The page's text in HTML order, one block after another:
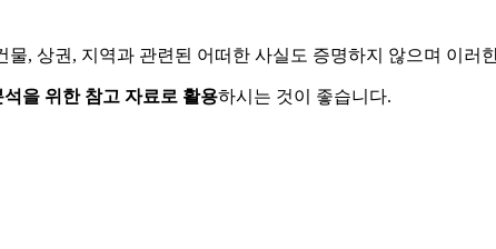
물, 상권, 지역과 관련된 어떠한 사실도 증명하지 않으며 이러
석을 위한 참고 자료로 활용하시는 것이 좋습니다.